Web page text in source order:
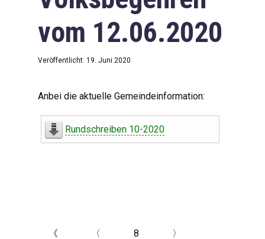
vom 12.06.2020
Veröffentlicht: 19. Juni 2020
Anbei die aktuelle Gemeindeinformation:
Rundschreiben 10-2020
《 〈 8 〉